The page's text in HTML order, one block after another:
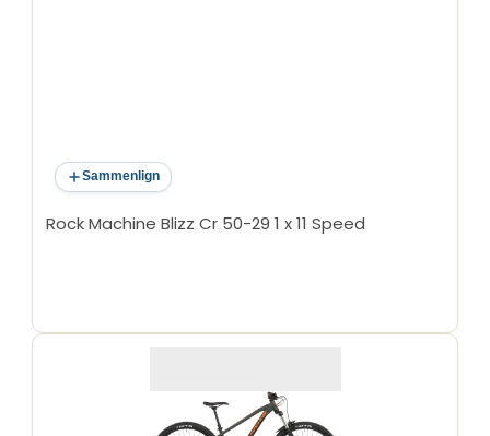
Sammenlign
Rock Machine Blizz Cr 50-29 1 x 11 Speed